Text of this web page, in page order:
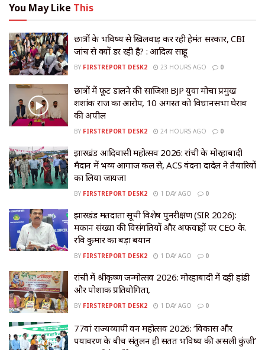
You May Like This
छात्रों के भविष्य से खिलवाड़ कर रही हेमंत सरकार, CBI
जांच से क्यों डर रही है? : आदित्य साहू
BY FIRSTREPORT DESK2 23 HOURS AGO 0
छात्रों में फूट डालने की साजिश! BJP युवा मोर्चा प्रमुख
शशांक राज का आरोप, 10 अगस्त को विधानसभा घेराव
की अपील
BY FIRSTREPORT DESK2 24 HOURS AGO 0
झारखंड आदिवासी महोत्सव 2026: रांची के मोरहाबादी
मैदान में भव्य आगाज कल से, ACS वंदना दादेल ने तैयारियों
का लिया जायजा
BY FIRSTREPORT DESK2 1 DAY AGO 0
झारखंड मतदाता सूची विशेष पुनरीक्षण (SIR 2026):
मकान संख्या की विसंगतियों और अफवाहों पर CEO के.
रवि कुमार का बड़ा बयान
BY FIRSTREPORT DESK2 1 DAY AGO 0
रांची में श्रीकृष्ण जन्मोत्सव 2026: मोरहाबादी में दही हांडी
और पोशाक प्रतियोगिता,
BY FIRSTREPORT DESK2 1 DAY AGO 0
77वां राज्यव्यापी वन महोत्सव 2026: ‘विकास और
पर्यावरण के बीच संतुलन ही सतत भविष्य की असली कुंजी’